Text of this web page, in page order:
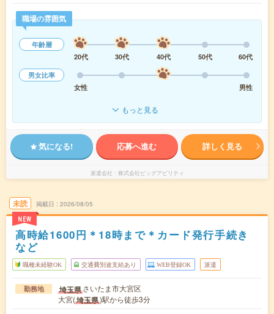
職場の雰囲気
年齢層
20代
30代 40代 50代
60代
男女比率
女性
男性
もっと見る
気になる! 応募へ進む 詳しく見る
派遣会社 株式会社ビッグアビリティ
未読
NEW
掲載日 2026/08/05
高時給1600円＊18時まで＊カード発行手続き
など
職種未経験OK 交通費別途支給あり WEB登録OK 派遣
勤務地 埼玉県さいたま市大宮区
大宮(埼玉県)駅から徒歩3分